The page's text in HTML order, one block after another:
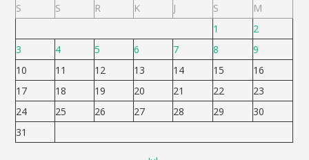
S
S R K J S
M
1
2
3
4 5 6 7 8
9
10
11 12 13 14 15
16
17
18 19 20 21 22
23
24
25 26 27 28 29
30
31